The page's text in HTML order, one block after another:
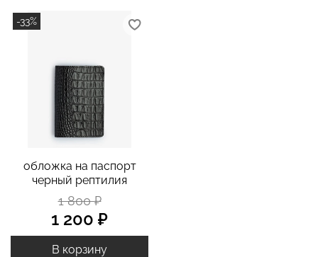
-33%
обложка на паспорт
черный рептилия
1 800 ₽
1 200 ₽
В корзину